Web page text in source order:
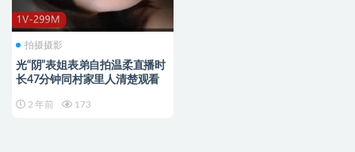
拍摄摄影
光“阴”表姐表弟自拍温柔直播时
长47分钟同村家里人清楚观看
2 年前 173